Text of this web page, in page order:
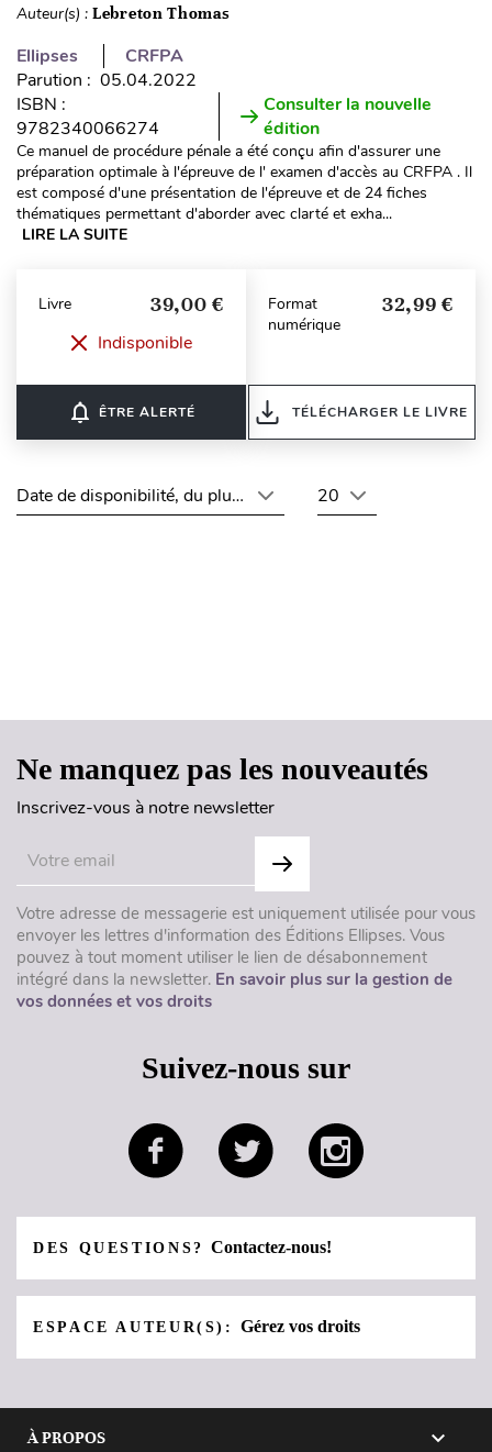
Auteur(s) : Lebreton Thomas
Ellipses
CRFPA
Parution : 05.04.2022
ISBN :
9782340066274
Consulter la nouvelle
édition
Ce manuel de procédure pénale a été conçu afin d'assurer une
préparation optimale à l'épreuve de l' examen d'accès au CRFPA . Il
est composé d'une présentation de l'épreuve et de 24 fiches
thématiques permettant d'aborder avec clarté et exha...
LIRE LA SUITE
Livre 39,00 €
Indisponible
notifications_none ÊTRE ALERTÉ
Format
numérique
32,99 €
TÉLÉCHARGER LE LIVRE
Date de disponibilité, du plus récent au plus ancien
20
Ne manquez pas les nouveautés
Inscrivez-vous à notre newsletter
Votre adresse de messagerie est uniquement utilisée pour vous
envoyer les lettres d'information des Éditions Ellipses. Vous
pouvez à tout moment utiliser le lien de désabonnement
intégré dans la newsletter. En savoir plus sur la gestion de
vos données et vos droits
Suivez-nous sur
DES QUESTIONS?Contactez-nous!
ESPACE AUTEUR(S):Gérez vos droits
À PROPOS 